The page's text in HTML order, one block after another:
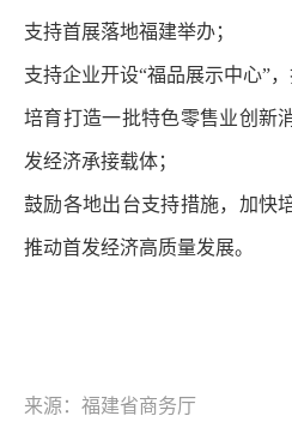
支持首展落地福建举办；
支持企业开设“福品展示中心”，
培育打造一批特色零售业创新
发经济承接载体；
鼓励各地出台支持措施，加快
推动首发经济高质量发展。
来源：福建省商务厅